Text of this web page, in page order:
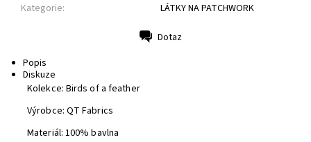
Kategorie: LÁTKY NA PATCHWORK
Dotaz
Popis
Diskuze
Kolekce: Birds of a feather
Výrobce: QT Fabrics
Materiál: 100% bavlna